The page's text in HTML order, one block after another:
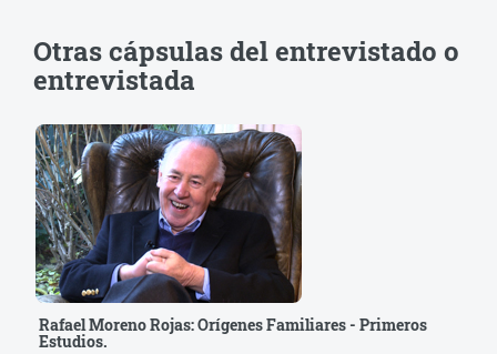
Otras cápsulas del entrevistado o
entrevistada
Rafael Moreno Rojas: Orígenes Familiares - Primeros
Estudios.